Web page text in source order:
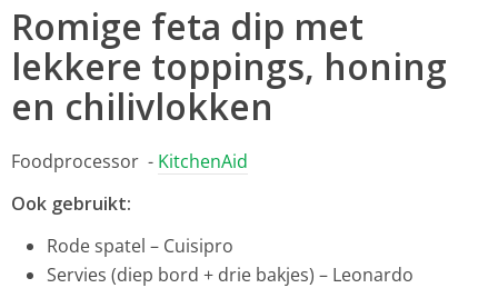
Romige feta dip met
lekkere toppings, honing
en chilivlokken
Foodprocessor - KitchenAid
Ook gebruikt:
Rode spatel – Cuisipro
Servies (diep bord + drie bakjes) – Leonardo